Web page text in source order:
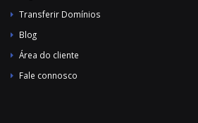
Transferir Domínios
Blog
Área do cliente
Fale connosco